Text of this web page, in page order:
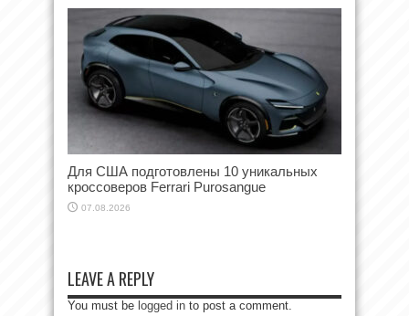
Для США подготовлены 10 уникальных
кроссоверов Ferrari Purosangue
07.08.2026
LEAVE A REPLY
You must be logged in to post a comment.